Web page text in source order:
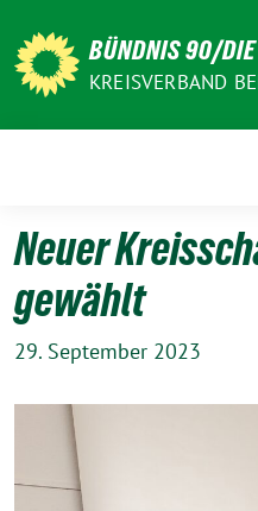
zum
Inhalt
BÜNDNIS 90/DIE
KREISVERBAND
Neuer
gewählt
29. September 2023